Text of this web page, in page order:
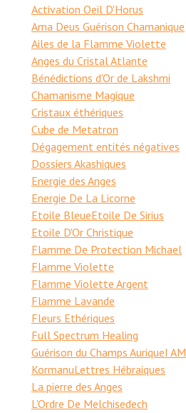
Activation Oeil D'Horus
Ama Deus Guérison Chamanique
Ailes de la Flamme Violette
Anges du Cristal Atlante
Bénédictions d'Or de Lakshmi
Chamanisme Magique
Cristaux éthériques
Cube de Metatron
Dégagement entités négatives
Dossiers Akashiques
Energie des Anges
Energie De La Licorne
Etoile BleueEtoile De Sirius
Etoile D'Or Christique
Flamme De Protection Michael
Flamme Violette
Flamme Violette Argent
Flamme Lavande
Fleurs Ethériques
Full Spectrum Healing
Guérison du Champs AuriqueI AM
KormanuLettres Hébraiques
La pierre des Anges
L'Ordre De Melchisedech